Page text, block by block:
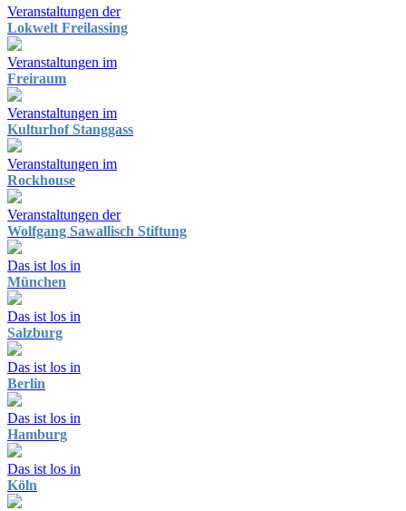
Veranstaltungen der
Lokwelt Freilassing
Veranstaltungen im
Freiraum
Veranstaltungen im
Kulturhof Stanggass
Veranstaltungen im
Rockhouse
Veranstaltungen der
Wolfgang Sawallisch Stiftung
Das ist los in
München
Das ist los in
Salzburg
Das ist los in
Berlin
Das ist los in
Hamburg
Das ist los in
Köln